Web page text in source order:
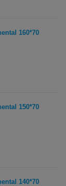
160*70
150*70
140*70